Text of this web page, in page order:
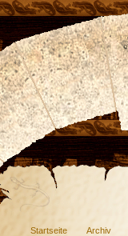
Startseite Archiv